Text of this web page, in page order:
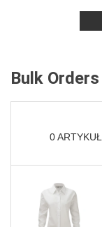
Bulk Orders
0